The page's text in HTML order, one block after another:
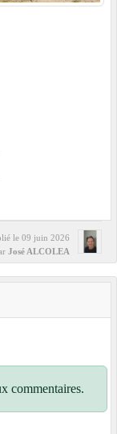
le 09 juin 2026
José ALCOLEA
commentaires.